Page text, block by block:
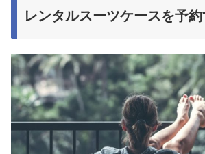
レンタルスーツケースを予